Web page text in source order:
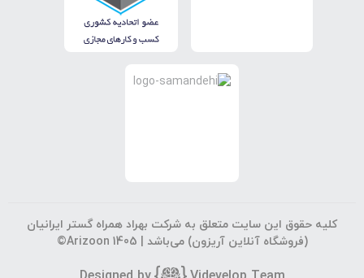
کلیه حقوق این سایت متعلق به شرکت بهراد همراه گستر ایرانیان
(فروشگاه آنلاین آریزون) می‌باشد | ©Arizoon 1405